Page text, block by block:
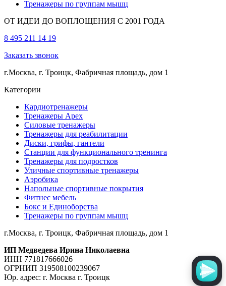
Тренажеры по группам мышц
ОТ ИДЕИ ДО ВОПЛОЩЕНИЯ С 2001 ГОДА
8 495 211 14 19
Заказать звонок
г.Москва, г. Троицк, Фабричная площадь, дом 1
Категории
Кардиотренажеры
Тренажеры Apex
Силовые тренажеры
Тренажеры для реабилитации
Диски, грифы, гантели
Станции для функционального тренинга
Тренажеры для подростков
Уличные спортивные тренажеры
Аэробика
Напольные спортивные покрытия
Фитнес мебель
Бокс и Единоборства
Тренажеры по группам мышц
г.Москва, г. Троицк, Фабричная площадь, дом 1
ИП Медведева Ирина Николаевна
ИНН 771817666026
ОГРНИП 319508100239067
Юр. адрес: г. Москва г. Троицк